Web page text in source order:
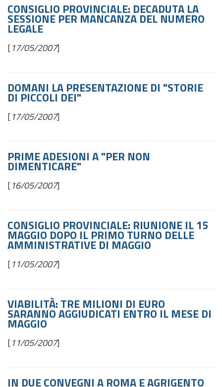
CONSIGLIO PROVINCIALE: DECADUTA LA
SESSIONE PER MANCANZA DEL NUMERO
LEGALE
[17/05/2007]
DOMANI LA PRESENTAZIONE DI "STORIE
DI PICCOLI DEI"
[17/05/2007]
PRIME ADESIONI A "PER NON
DIMENTICARE"
[16/05/2007]
CONSIGLIO PROVINCIALE: RIUNIONE IL 15
MAGGIO DOPO IL PRIMO TURNO DELLE
AMMINISTRATIVE DI MAGGIO
[11/05/2007]
VIABILITÀ: TRE MILIONI DI EURO
SARANNO AGGIUDICATI ENTRO IL MESE DI
MAGGIO
[11/05/2007]
IN DUE CONVEGNI A ROMA E AGRIGENTO